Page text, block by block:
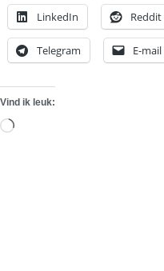
LinkedIn Reddit
Telegram E-mail
Vind ik leuk:
Aan